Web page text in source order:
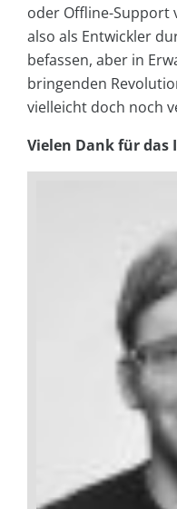
oder Offline-Support
also als Entwickler
befassen, aber in
bringenden
vielleicht doch noch
Vielen Dank für das